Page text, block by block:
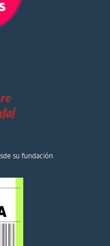
su fundación